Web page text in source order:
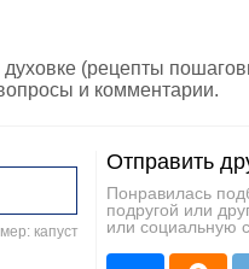
(рецепты
и комментарии.
капуст
Отправить
Понравилась
подругой или
или социальную